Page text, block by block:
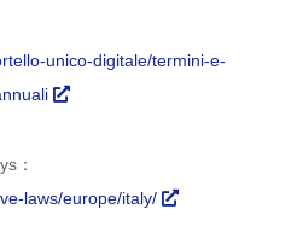
unico-digitale/termini-e-
：
laws/europe/italy/